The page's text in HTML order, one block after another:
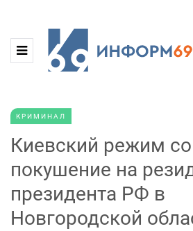
КРИМИНАЛ
Киевский режим
покушение на
президента РФ в
Новгородской